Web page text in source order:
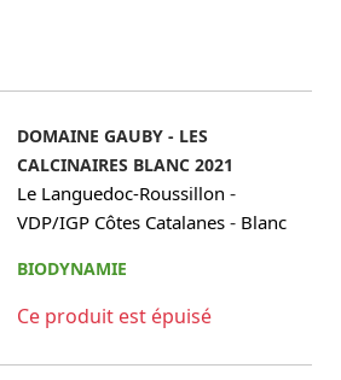
DOMAINE GAUBY - LES
CALCINAIRES BLANC 2021
Le Languedoc-Roussillon -
VDP/IGP Côtes Catalanes - Blanc
BIODYNAMIE
Ce produit est épuisé